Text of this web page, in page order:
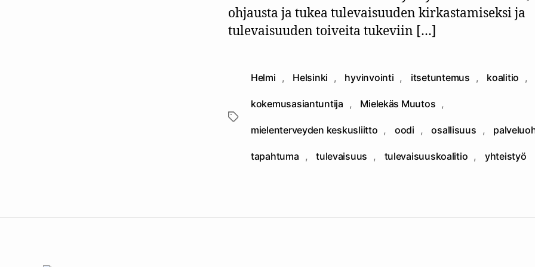
ohjausta ja tukea tulevaisuuden kirkastamiseksi ja
tulevaisuuden toiveita tukeviin […]
Avainsanat
Helmi , Helsinki , hyvinvointi , itsetuntemus , koalitio ,
kokemusasiantuntija , Mielekäs Muutos ,
mielenterveyden keskusliitto , oodi , osallisuus ,
tapahtuma , tulevaisuus , tulevaisuuskoalitio , yhteistyö